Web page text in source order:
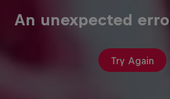
An unexpected
Try Again